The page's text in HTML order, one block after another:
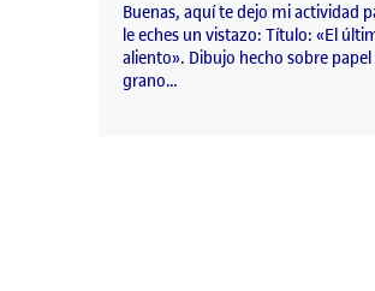
Buenas, aquí te dejo mi actividad
le eches un vistazo: Título: «El
aliento». Dibujo hecho sobre papel
grano…